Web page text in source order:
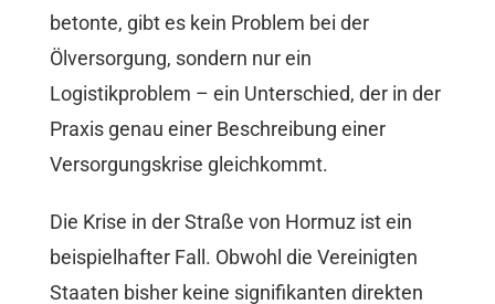
betonte, gibt es kein Problem bei der
Ölversorgung, sondern nur ein
Logistikproblem – ein Unterschied, der in der
Praxis genau einer Beschreibung einer
Versorgungskrise gleichkommt.
Die Krise in der Straße von Hormuz ist ein
beispielhafter Fall. Obwohl die Vereinigten
Staaten bisher keine signifikanten direkten